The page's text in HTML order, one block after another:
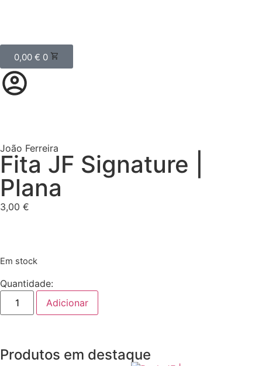
0,00 € 0
João Ferreira
Fita JF Signature |
Plana
3,00 €
Em stock
Quantidade:
Adicionar
Produtos em destaque